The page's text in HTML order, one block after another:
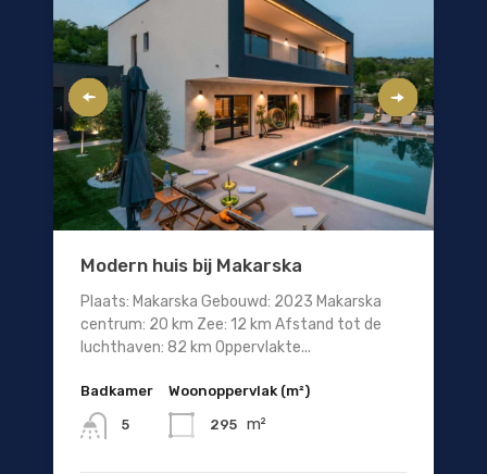
Modern huis bij Makarska
Plaats: Makarska Gebouwd: 2023 Makarska
centrum: 20 km Zee: 12 km Afstand tot de
luchthaven: 82 km Oppervlakte...
Badkamer
5
Woonoppervlak (m²)
295 m²